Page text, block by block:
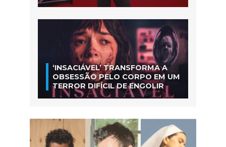
‘INSACIÁVEL’ TRANSFORMA A
OBSESSÃO PELO CORPO EM UM
TERROR DIFÍCIL DE ENGOLIR